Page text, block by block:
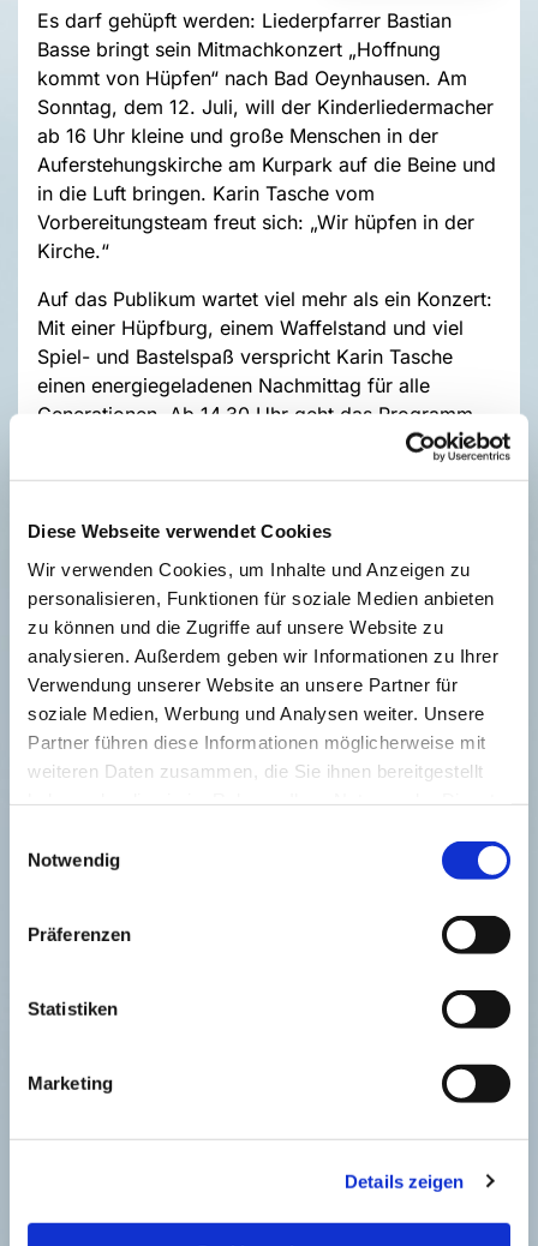
Diese Webseite verwendet Cookies
Wir verwenden Cookies, um Inhalte und Anzeigen zu
personalisieren, Funktionen für soziale Medien anbieten
zu können und die Zugriffe auf unsere Website zu
analysieren. Außerdem geben wir Informationen zu Ihrer
Verwendung unserer Website an unsere Partner für
soziale Medien, Werbung und Analysen weiter. Unsere
Partner führen diese Informationen möglicherweise mit
weiteren Daten zusammen, die Sie ihnen bereitgestellt
Notwendig
Präferenzen
Statistiken
Marketing
Details zeigen
Es darf gehüpft werden: Liederpfarrer Bastian
Basse bringt sein Mitmachkonzert „Hoffnung
kommt von Hüpfen“ nach Bad Oeynhausen. Am
Sonntag, dem 12. Juli, will der Kinderliedermacher
ab 16 Uhr kleine und große Menschen in der
Auferstehungskirche am Kurpark auf die Beine und
in die Luft bringen. Karin Tasche vom
Vorbereitungsteam freut sich: „Wir hüpfen in der
Kirche.“
Auf das Publikum wartet viel mehr als ein Konzert:
Mit einer Hüpfburg, einem Waffelstand und viel
Spiel- und Bastelspaß verspricht Karin Tasche
einen energiegeladenen Nachmittag für alle
Generationen. Ab 14.30 Uhr geht das Programm
los und lässt viel Zeit für Spaß mit Jung und Alt
6 Euro) im Vorverkauf in den Gemeindebüros und
vor Ort erhältlich.
Bastian Basse ist Pfarrer und Liedermacher und
von ganzen Herzen Kindergottesdienst-Pfarrer für
die „Kirche mit Kindern“. Sein Mitmachkonzert
„Hoffnung kommt von Hüpfen“ ist 2017 anlässlich
des Berliner Kirchentags entstanden und hat
seitdem Jung und Alt in Kirchengemeinden in ganz
Westfalen und darüber hinaus begeistert. Jetzt
bringt der Preisträger des Deutschen Rock&Pop-
Album“ sein Erfolgsprogramm erstmalig in den
Dies könnte Sie auch